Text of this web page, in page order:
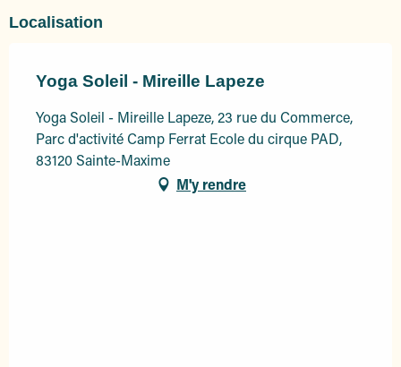
Localisation
Yoga Soleil - Mireille Lapeze
Yoga Soleil - Mireille Lapeze, 23 rue du Commerce,
Parc d'activité Camp Ferrat Ecole du cirque PAD,
83120 Sainte-Maxime
M'y rendre